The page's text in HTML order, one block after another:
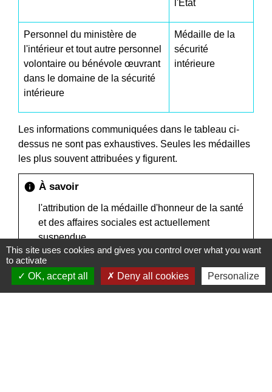
l'État
Personnel du ministère de
l'intérieur et tout autre personnel
volontaire ou bénévole œuvrant
dans le domaine de la sécurité
intérieure
Médaille de la
sécurité
intérieure
Les informations communiquées dans le tableau ci-
dessus ne sont pas exhaustives. Seules les médailles
les plus souvent attribuées y figurent.
info À savoir
l'attribution de la médaille d'honneur de la santé
et des affaires sociales est actuellement
suspendue.
This site uses cookies and gives you control over what you want
to activate
OK, accept all
Deny all cookies Personalize